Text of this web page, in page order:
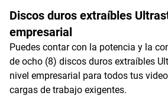
Discos duros extraíbles
empresarial
Puedes contar con la potencia y la
de ocho (8) discos duros extraíbles
nivel empresarial para todos tus
cargas de trabajo exigentes.